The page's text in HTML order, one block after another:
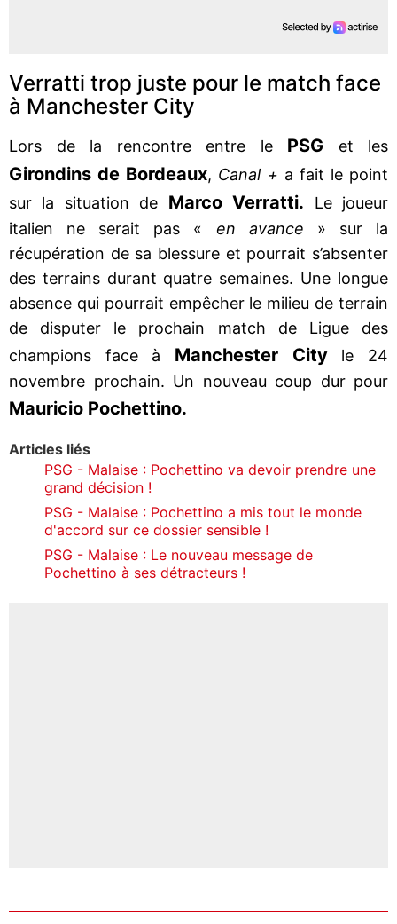
Verratti trop juste pour le match face
à Manchester City
Lors de la rencontre entre le PSG et les
Girondins de Bordeaux, Canal + a fait le point
sur la situation de Marco Verratti. Le joueur
italien ne serait pas « en avance » sur la
récupération de sa blessure et pourrait s’absenter
des terrains durant quatre semaines. Une longue
absence qui pourrait empêcher le milieu de terrain
de disputer le prochain match de Ligue des
champions face à Manchester Cityle 24
novembre prochain. Un nouveau coup dur pour
Mauricio Pochettino.
Articles liés
PSG - Malaise : Pochettino va devoir prendre une
grand décision !
PSG - Malaise : Pochettino a mis tout le monde
d'accord sur ce dossier sensible !
PSG - Malaise : Le nouveau message de
Pochettino à ses détracteurs !